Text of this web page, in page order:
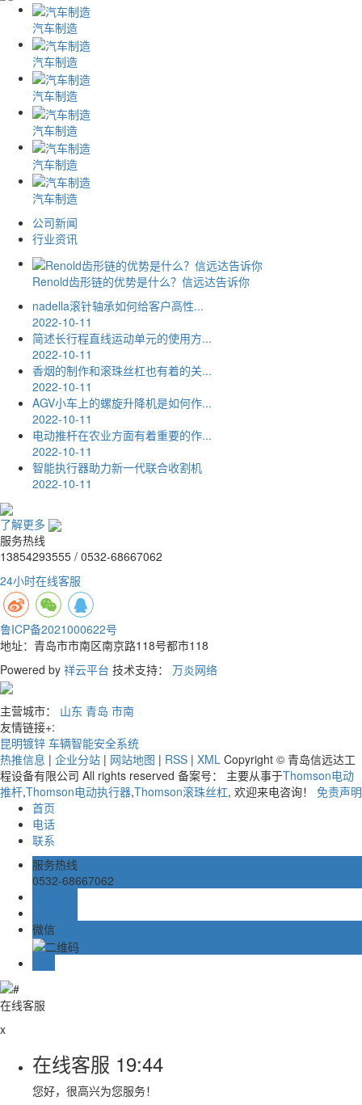
汽车制造
汽车制造
汽车制造
汽车制造
汽车制造
汽车制造
公司新闻
行业资讯
Renold齿形链的优势是什么？信远达告诉你
nadella滚针轴承如何给客户高性...
2022-10-11
简述长行程直线运动单元的使用方...
2022-10-11
香烟的制作和滚珠丝杠也有着的关...
2022-10-11
AGV小车上的螺旋升降机是如何作...
2022-10-11
电动推杆在农业方面有着重要的作...
2022-10-11
智能执行器助力新一代联合收割机
2022-10-11
了解更多
服务热线
13854293555 / 0532-68667062
24小时在线客服
鲁ICP备2021000622号
地址：青岛市市南区南京路118号都市118
Powered by 祥云平台 技术支持： 万炎网络
主营城市： 山东 青岛 市南
友情链接+:
昆明镀锌 车辆智能安全系统
热推信息 | 企业分站 | 网站地图 | RSS | XML Copyright © 青岛信远达工
程设备有限公司 All rights reserved 备案号： 主要从事于Thomson电动
推杆,Thomson电动执行器,Thomson滚珠丝杠, 欢迎来电咨询！ 免责声明
首页
电话
联系
服务热线
0532-68667062
微信
在线客服
x
在线客服 19:44
您好，很高兴为您服务！